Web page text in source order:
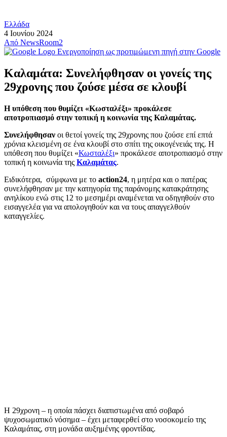
Ελλάδα
4 Ιουνίου 2024
Από NewsRoom2
Ενεργοποίηση ως προτιμώμενη πηγή στην Google
Καλαμάτα: Συνελήφθησαν οι γονείς της
29χρονης που ζούσε μέσα σε κλουβί
Η υπόθεση που θυμίζει «Κωσταλέξι» προκάλεσε
αποτροπιασμό στην τοπική η κοινωνία της Καλαμάτας.
Συνελήφθησαν οι θετοί γονείς της 29χρονης που ζούσε επί επτά
χρόνια κλεισμένη σε ένα κλουβί στο σπίτι της οικογένειάς της. Η
υπόθεση που θυμίζει «Κωσταλέξι» προκάλεσε αποτροπιασμό στην
τοπική η κοινωνία της Καλαμάτας.
Ειδικότερα, σύμφωνα με το action24, η μητέρα και ο πατέρας
συνελήφθησαν με την κατηγορία της παράνομης κατακράτησης
ανηλίκου ενώ στις 12 το μεσημέρι αναμένεται να οδηγηθούν στο
εισαγγελέα για να απολογηθούν και να τους απαγγελθούν
καταγγελίες.
Η 29χρονη – η οποία πάσχει διαπιστωμένα από σοβαρό
ψυχοσωματικό νόσημα – έχει μεταφερθεί στο νοσοκομείο της
Καλαμάτας, στη μονάδα αυξημένης φροντίδας.